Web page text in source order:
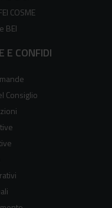
COSME
BEI
E CONFIDI
Consiglio